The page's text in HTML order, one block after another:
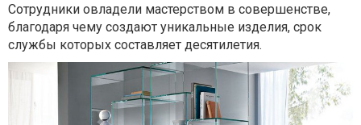
Сотрудники овладели мастерством в совершенстве,
благодаря чему создают уникальные изделия, срок
службы которых составляет десятилетия.